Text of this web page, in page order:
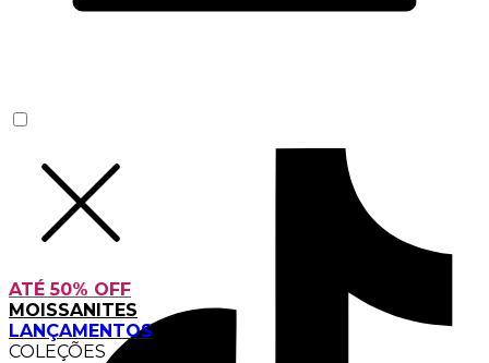
ATÉ 50% OFF
MOISSANITES
LANÇAMENTOS
COLEÇÕES